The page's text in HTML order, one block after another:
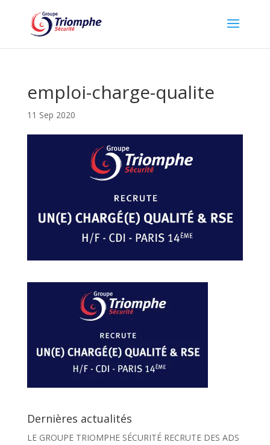
emploi-charge-qualite
11 Sep 2020
Dernières actualités
LE GROUPE TRIOMPHE SÉCURITÉ RECRUTE DES ADS